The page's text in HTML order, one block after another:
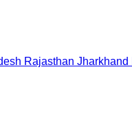
Rajasthan Jharkhand